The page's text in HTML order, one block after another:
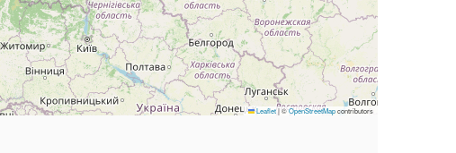
Leaflet|©OpenStreetMapcontributors